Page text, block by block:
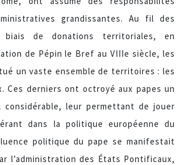
grandissantes. Au fil des
de donations territoriales, en
de Pépin le Bref au VIIIe siècle, les
un vaste ensemble de territoires : les
Ces derniers ont octroyé aux papes un
considérable, leur permettant de jouer
dans la politique européenne du
politique du pape se manifestait
l’administration des États Pontificaux,